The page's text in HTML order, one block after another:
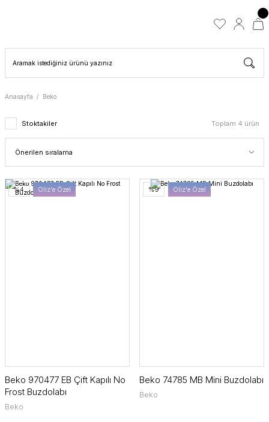
Anasayfa Beko
Stoktakiler Toplam 4 ürün
%4 Oliz'e Özel
Beko 970477 EB Çift Kapılı No
Frost Buzdolabı
Beko
%9 Oliz'e Özel
Beko 74785 MB Mini Buzdolabı
Beko